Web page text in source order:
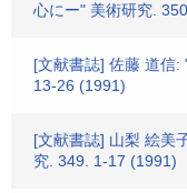
心にー" 美術研究.
[文献書誌] 佐藤 道信:
13-26 (1991)
[文献書誌] 山梨 絵美
究. 349. 1-17 (1991)